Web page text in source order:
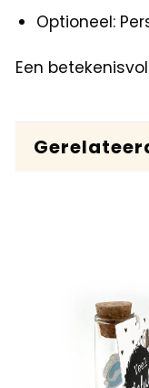
Optioneel:
Een